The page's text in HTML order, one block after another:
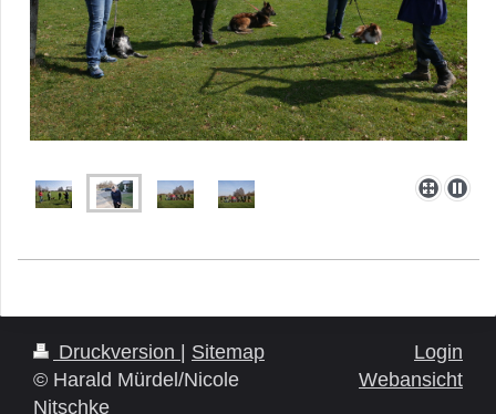
Druckversion | Sitemap
© Harald Mürdel/Nicole
Nitschke
Login
Webansicht